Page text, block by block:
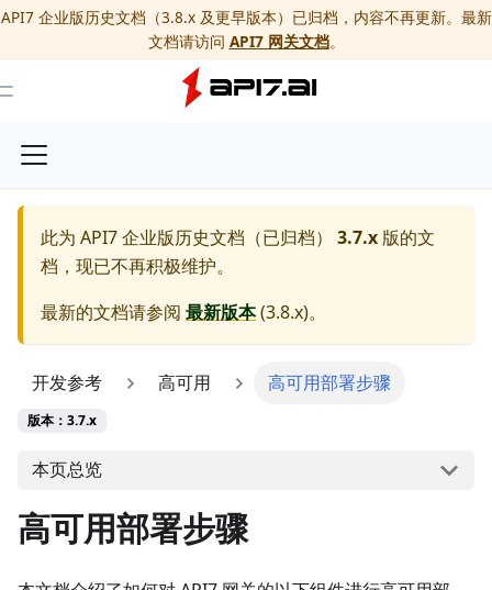
API7 企业版历史文档（3.8.x 及更早版本）已归档，内容不再更新。最新
文档请访问 API7 网关文档。
Toggle Menu
此为 API7 企业版历史文档（已归档） 3.7.x 版的文
档，现已不再积极维护。
最新的文档请参阅 最新版本(3.8.x)。
开发参考 高可用 高可用部署步骤
版本：3.7.x
本页总览
高可用部署步骤